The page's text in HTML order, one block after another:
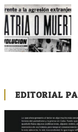
EDITORIAL